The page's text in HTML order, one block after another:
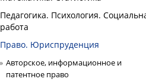
Педагогика. Психология.
работа
Право. Юриспруденция
Авторское, информационное и
патентное право